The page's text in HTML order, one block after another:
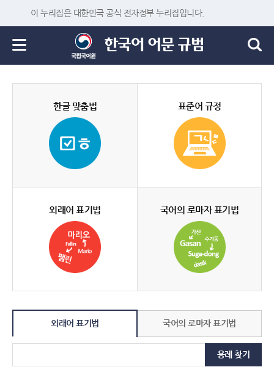
이 누리집은 대한민국 공식 전자정부 누리집입니다.
한글 맞춤법 표준어 규정
외래어 표기법 국어의 로마자 표기법
외래어 표기법 국어의 로마자 표기법
용례 찾기